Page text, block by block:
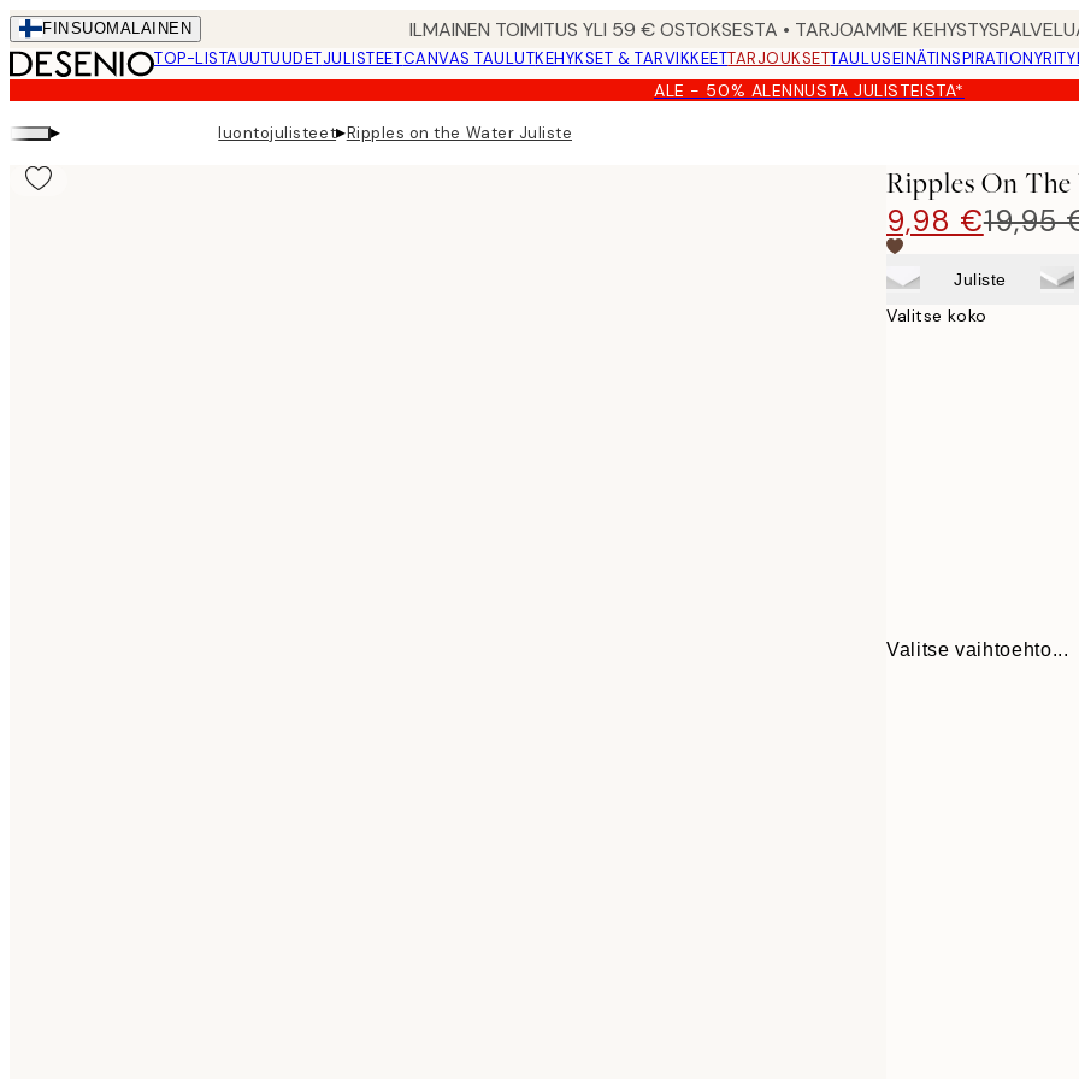
Skip
to
main
content.
FIN SUOMALAINEN ILMAINEN TOIMITUS YLI 59 € OSTOKSESTA • TARJOAMME
TOP-LISTAUUTUUDETJULISTEETCANVAS TAULUTKEHYKSET & TARVIKKEETTARJOUKSETTAULUSEINÄTINSPIRATION
ALE - 50% ALENNUSTA JULISTEISTA*
▸ luontojulisteet▸Ripples on the Water Juliste
Ripples On
9,98 €19,95
Juliste
Valitse koko
Valitse vaihtoehto...